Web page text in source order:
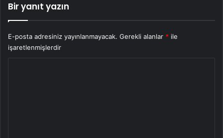
Bir yanıt yazın
E-posta adresiniz yayınlanmayacak. Gerekli alanlar * ile
işaretlenmişlerdir